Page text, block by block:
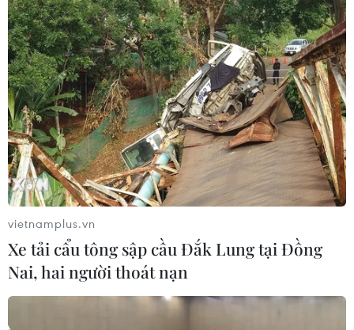
vietnamplus.vn
Xe tải cẩu tông sập cầu Đắk Lung tại Đồng
Nai, hai người thoát nạn